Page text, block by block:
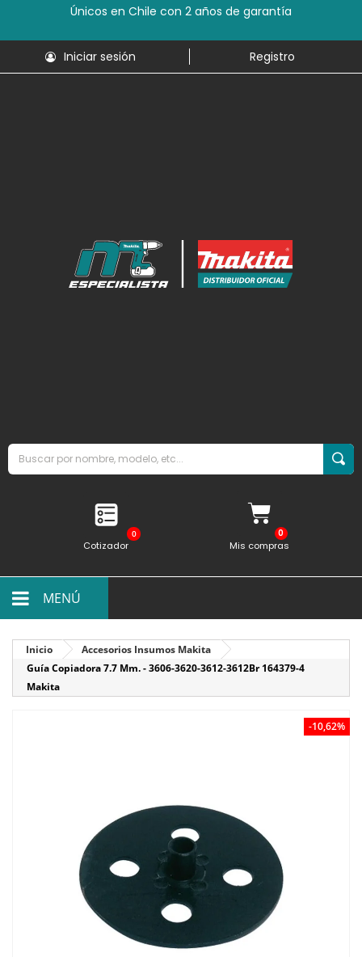
Únicos en Chile con 2 años de garantía
Iniciar sesión Registro
0
Cotizador Mis compras
MENÚ
Inicio
Accesorios Insumos Makita
Guía Copiadora 7.7 Mm. - 3606-3620-3612-3612Br 164379-4
Makita
-10,62%